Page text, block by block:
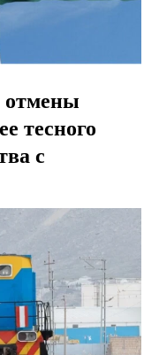
отмены
тесного
с